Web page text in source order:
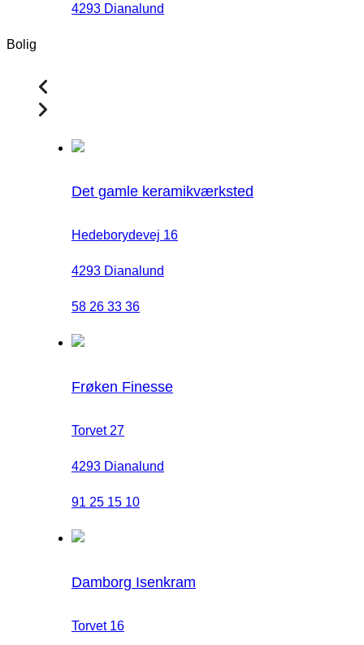
4293 Dianalund
Bolig
Det gamle keramikværksted
Hedeborydevej 16
4293 Dianalund
58 26 33 36
Frøken Finesse
Torvet 27
4293 Dianalund
91 25 15 10
Damborg Isenkram
Torvet 16